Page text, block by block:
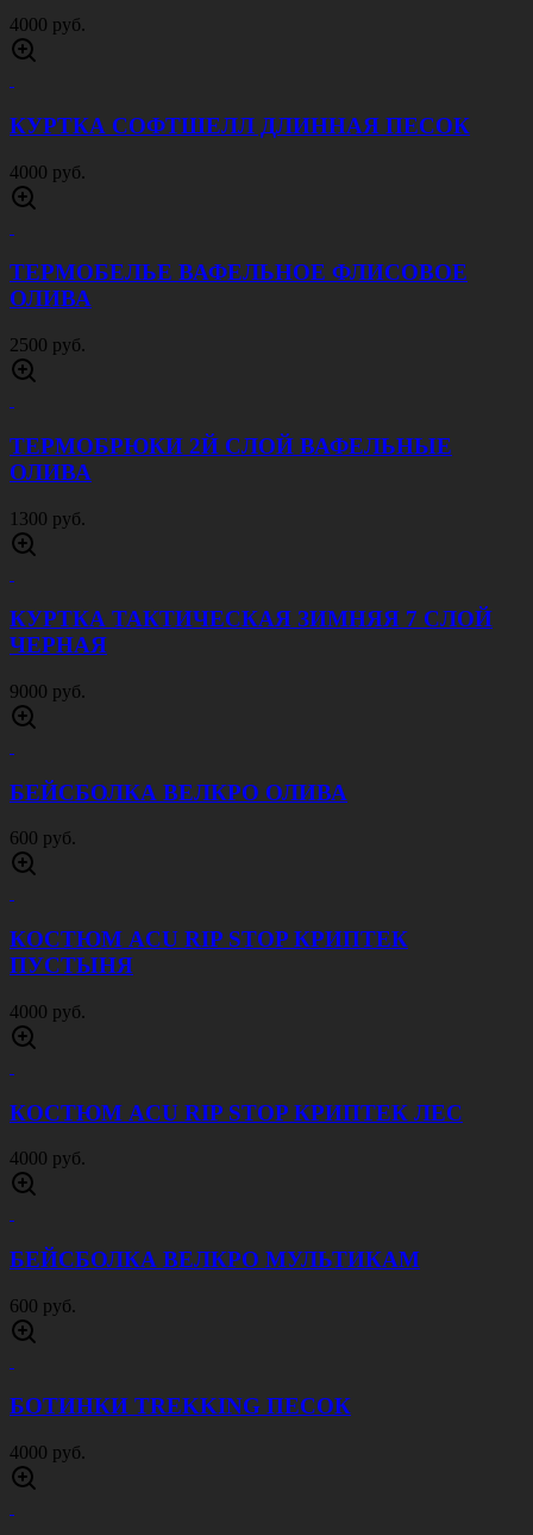
600 руб.
4000 руб.
4000 руб.
БЕЙСБОЛКА ВЕЛКРО МУЛЬТИКАМ
600 руб.
БОТИНКИ TREKKING ПЕСОК
4000 руб.
КУРТКА ТАКТИЧЕСКАЯ АЯКС
МУЛЬТИКАМ
8000 руб.
РЮКЗАК ТАКТИЧЕСКИЙ ПОХОДНЫЙ 70 Л
ЧЕРНЫЙ
4500 руб.
КОСТЮМ F116 МУЛЬТИКАМ
4500 руб.
АПТЕЧКА ВТОРОГО ЭШЕЛОНА ОТРЫВНАЯ
1200 руб.